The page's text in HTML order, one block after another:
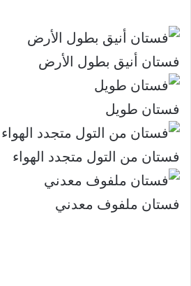
فستان أنيق بطول الأرض
فستان طويل
فستان من التول متجدد الهواء
فستان ملفوف معدني